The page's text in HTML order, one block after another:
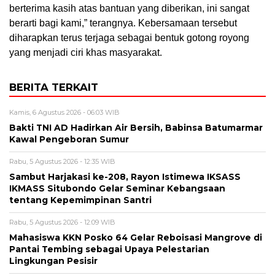
berterima kasih atas bantuan yang diberikan, ini sangat
berarti bagi kami,” terangnya. Kebersamaan tersebut
diharapkan terus terjaga sebagai bentuk gotong royong
yang menjadi ciri khas masyarakat.
BERITA TERKAIT
Kamis, 6 Agustus 2026 - 06:03 WIB
Bakti TNI AD Hadirkan Air Bersih, Babinsa Batumarmar
Kawal Pengeboran Sumur
Rabu, 5 Agustus 2026 - 12:35 WIB
Sambut Harjakasi ke-208, Rayon Istimewa IKSASS
IKMASS Situbondo Gelar Seminar Kebangsaan
tentang Kepemimpinan Santri
Rabu, 5 Agustus 2026 - 12:09 WIB
Mahasiswa KKN Posko 64 Gelar Reboisasi Mangrove di
Pantai Tembing sebagai Upaya Pelestarian
Lingkungan Pesisir